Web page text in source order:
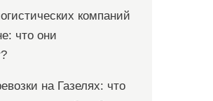
компаний
что они
на Газелях: что